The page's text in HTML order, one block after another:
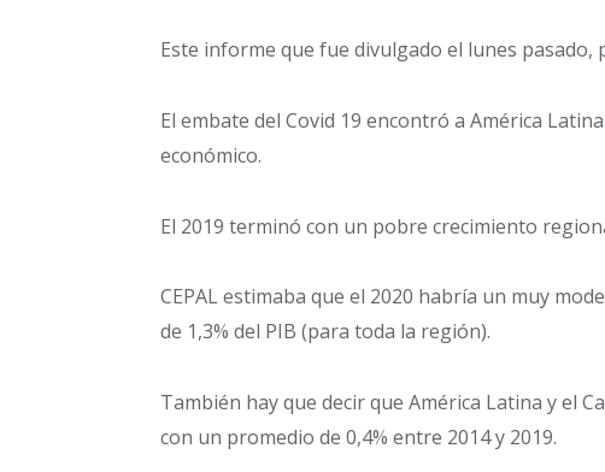
Este informe que fue divulgado el lunes
El embate del Covid 19 encontró a América
económico.
El 2019 terminó con un pobre crecimiento
CEPAL estimaba que el 2020 habría un muy
de 1,3% del PIB (para toda la región).
También hay que decir que América Latina y el
con un promedio de 0,4% entre 2014 y 2019.